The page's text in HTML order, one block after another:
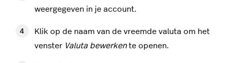
weergegeven in je account.
Klik op de naam van de vreemde valuta om het
venster Valuta bewerkente openen.